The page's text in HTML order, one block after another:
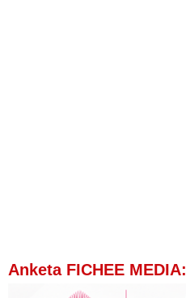
Anketa FICHEE MEDIA: